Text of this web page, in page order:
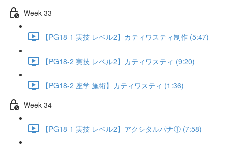
Week 33
【PG18-1 実技 レベル2】カティワスティ制作 (5:47)
【PG18-2 実技 レベル2】カティワスティ (9:20)
【PG18-2 座学 施術】カティワスティ (1:36)
Week 34
【PG18-1 実技 レベル2】アクシタルパナ① (7:58)